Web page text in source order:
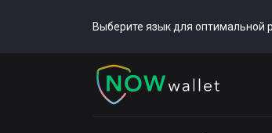
Выберите язык для оптимальной